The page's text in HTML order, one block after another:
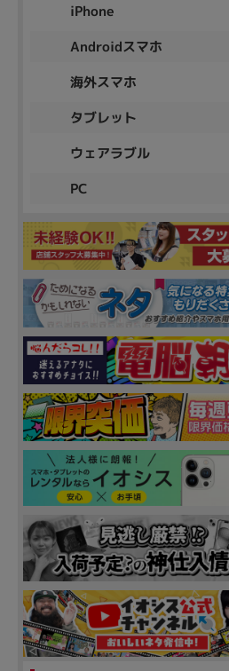
iPhone
Androidスマホ
海外スマホ
タブレット
ウェアラブル
PC